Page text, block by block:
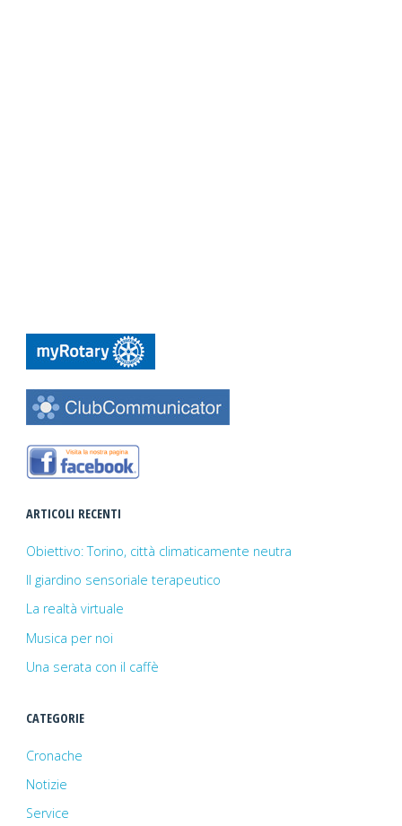
ARTICOLI RECENTI
Obiettivo: Torino, città climaticamente neutra
Il giardino sensoriale terapeutico
La realtà virtuale
Musica per noi
Una serata con il caffè
CATEGORIE
Cronache
Notizie
Service